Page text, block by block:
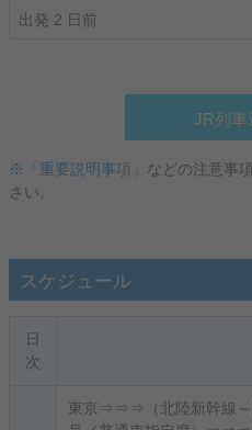
出発 2 日前
JR列車
※「重要説明事項」 などの注意事
さい。
スケジュール
日
次
東京⇒⇒⇒（北陸新幹線～